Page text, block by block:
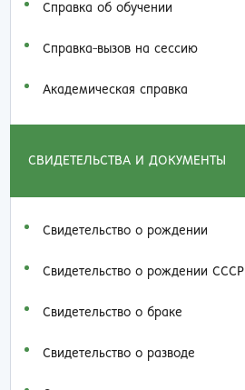
Справка об обучении
Справка-вызов на сессию
Академическая справка
СВИДЕТЕЛЬСТВА И ДОКУМЕНТЫ
Свидетельство о рождении
Свидетельство о рождении СССР
Свидетельство о браке
Свидетельство о разводе